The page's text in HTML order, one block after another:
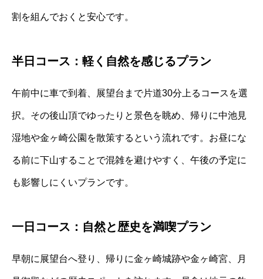
割を組んでおくと安心です。
半日コース：軽く自然を感じるプラン
午前中に車で到着、展望台まで片道30分上るコースを選
択。その後山頂でゆったりと景色を眺め、帰りに中池見
湿地や金ヶ崎公園を散策するという流れです。お昼にな
る前に下山することで混雑を避けやすく、午後の予定に
も影響しにくいプランです。
一日コース：自然と歴史を満喫プラン
早朝に展望台へ登り、帰りに金ヶ崎城跡や金ヶ崎宮、月